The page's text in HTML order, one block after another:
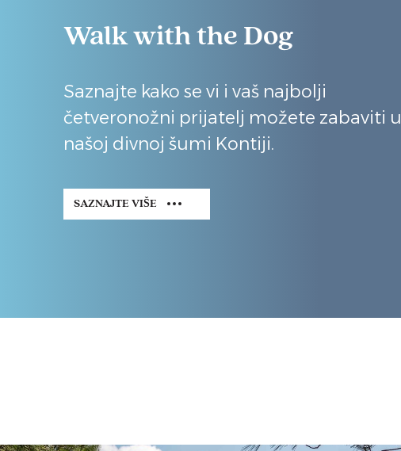
Walk with the Dog
Saznajte kako se vi i vaš najbolji
četveronožni prijatelj možete zabaviti u
našoj divnoj šumi Kontiji.
SAZNAJTE VIŠE